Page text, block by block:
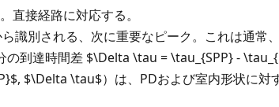
直接経路に対応する。
識別される、次に重要なピーク。これは通常
の到達時間差 $\Delta \tau = \tau_{SPP} -
$\Delta \tau$）は、PDおよび室内形状に